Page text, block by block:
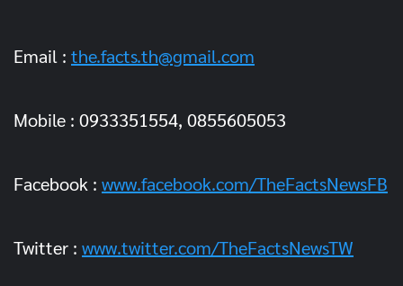
Email : the.facts.th@gmail.com
Mobile : 0933351554, 0855605053
Facebook : www.facebook.com/TheFactsNewsFB
Twitter : www.twitter.com/TheFactsNewsTW